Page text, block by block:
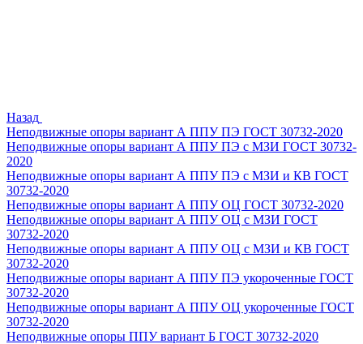
Назад
Неподвижные опоры вариант А ППУ ПЭ ГОСТ 30732-2020
Неподвижные опоры вариант А ППУ ПЭ с МЗИ ГОСТ 30732-
2020
Неподвижные опоры вариант А ППУ ПЭ с МЗИ и КВ ГОСТ
30732-2020
Неподвижные опоры вариант А ППУ ОЦ ГОСТ 30732-2020
Неподвижные опоры вариант А ППУ ОЦ с МЗИ ГОСТ
30732-2020
Неподвижные опоры вариант А ППУ ОЦ с МЗИ и КВ ГОСТ
30732-2020
Неподвижные опоры вариант А ППУ ПЭ укороченные ГОСТ
30732-2020
Неподвижные опоры вариант А ППУ ОЦ укороченные ГОСТ
30732-2020
Неподвижные опоры ППУ вариант Б ГОСТ 30732-2020